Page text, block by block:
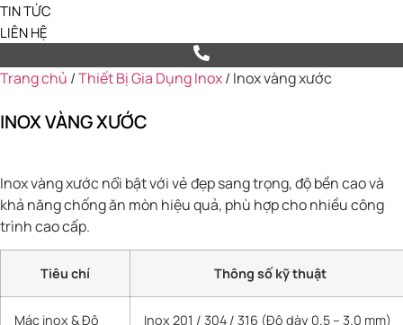
TIN TỨC
LIÊN HỆ
Trang chủ /Thiết Bị Gia Dụng Inox/ Inox vàng xước
INOX VÀNG XƯỚC
Inox vàng xước nổi bật với vẻ đẹp sang trọng, độ bền cao và
khả năng chống ăn mòn hiệu quả, phù hợp cho nhiều công
trình cao cấp.
Tiêu chí Thông số kỹ thuật
Mác inox & Độ Inox 201 / 304 / 316 (Độ dày 0.5 – 3.0 mm)